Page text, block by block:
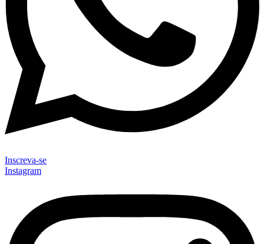
Inscreva-se
Instagram